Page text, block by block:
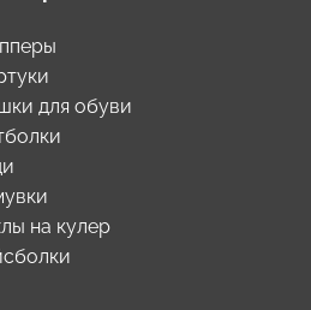
для обуви
на кулер